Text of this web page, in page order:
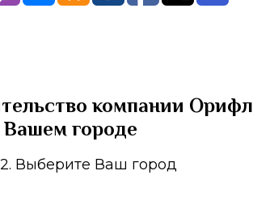
компании
Вашем городе
Выберите Ваш город